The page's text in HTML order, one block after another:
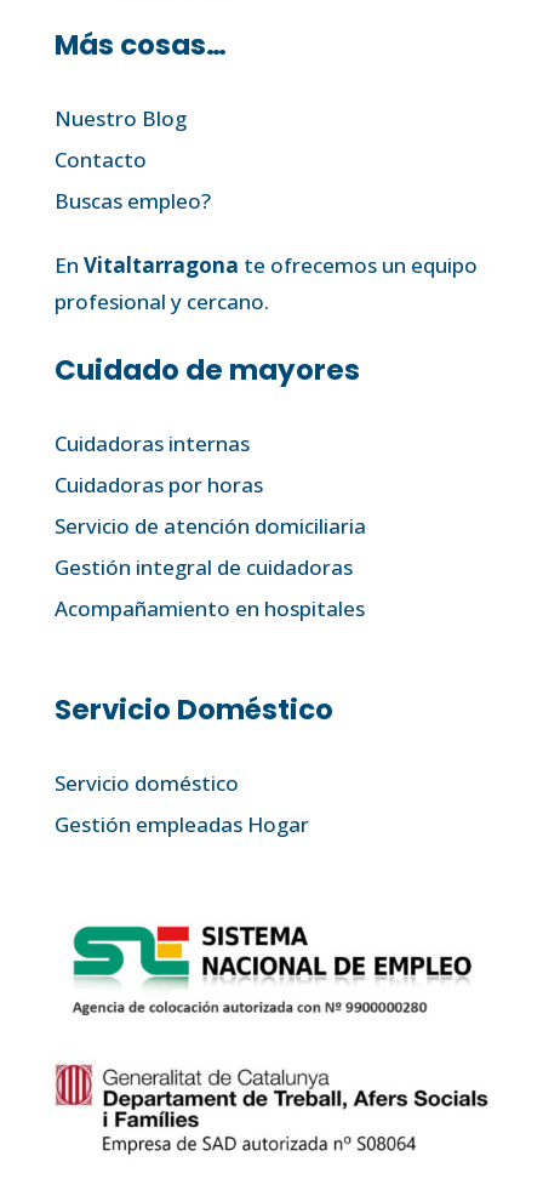
Más cosas…
Nuestro Blog
Contacto
Buscas empleo?
En Vitaltarragona te ofrecemos un equipo
profesional y cercano.
Cuidado de mayores
Cuidadoras internas
Cuidadoras por horas
Servicio de atención domiciliaria
Gestión integral de cuidadoras
Acompañamiento en hospitales
Servicio Doméstico
Servicio doméstico
Gestión empleadas Hogar